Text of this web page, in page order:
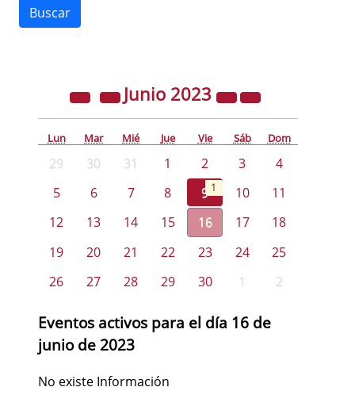
Junio 2023
Lun Mar Mié Jue Vie Sáb Dom
29 30 31 1 2 3
4
5
6 7 8 9 1 10
11
12
13 14 15 16 17
18
19
20 21 22 23 24
25
26
27 28 29 30 1 2
Eventos activos para el día 16 de
junio de 2023
No existe Información